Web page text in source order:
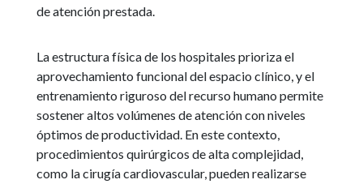
de atención prestada.
La estructura física de los hospitales prioriza el
aprovechamiento funcional del espacio clínico, y el
entrenamiento riguroso del recurso humano permite
sostener altos volúmenes de atención con niveles
óptimos de productividad. En este contexto,
procedimientos quirúrgicos de alta complejidad,
como la cirugía cardiovascular, pueden realizarse